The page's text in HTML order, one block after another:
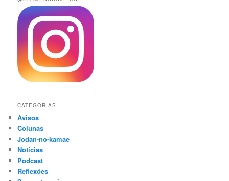
CATEGORIAS
Avisos
Colunas
Jōdan-no-kamae
Notícias
Podcast
Reflexões